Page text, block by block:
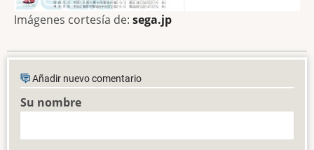
Imágenes cortesía de: sega.jp
Añadir nuevo comentario
Su nombre